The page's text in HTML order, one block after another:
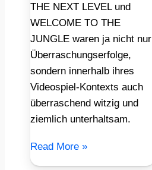
THE NEXT LEVEL und
WELCOME TO THE
JUNGLE waren ja nicht nur
Überraschungserfolge,
sondern innerhalb ihres
Videospiel-Kontexts auch
überraschend witzig und
ziemlich unterhaltsam.
Read More »